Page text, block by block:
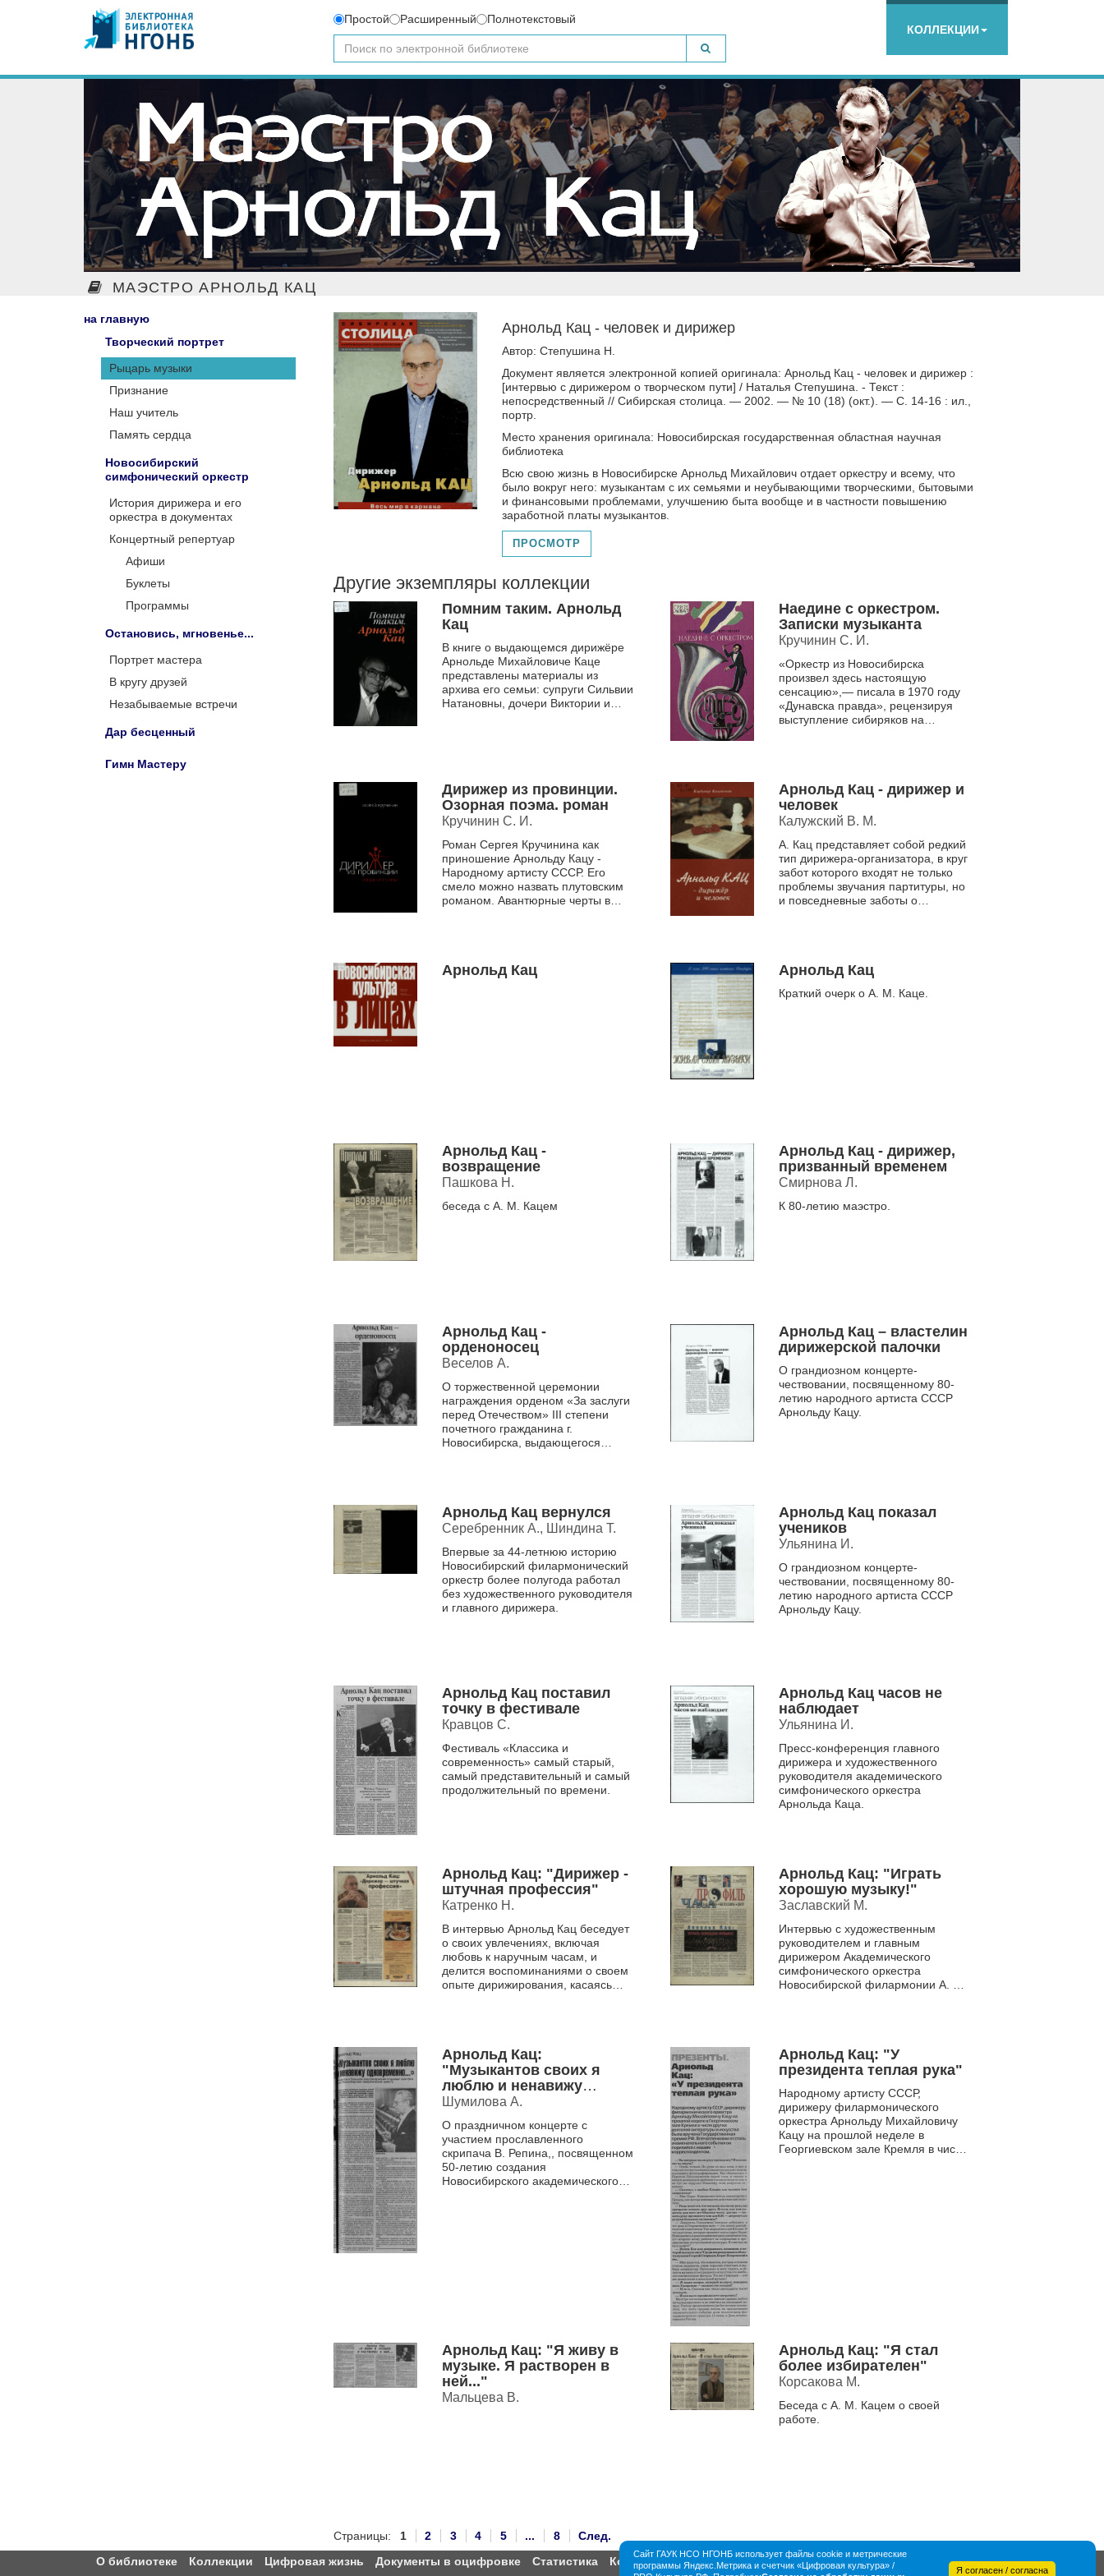
Простой Расширенный
Полнотекстовый
КОЛЛЕКЦИИ
МАЭСТРО АРНОЛЬД КАЦ
на главную
Творческий портрет
Рыцарь музыки
Признание
Наш учитель
Память сердца
Новосибирский
симфонический оркестр
История дирижера и его
оркестра в документах
Концертный репертуар
Афиши
Буклеты
Программы
Остановись, мгновенье...
Портрет мастера
В кругу друзей
Незабываемые встречи
Дар бесценный
Гимн Мастеру
Арнольд Кац - человек и дирижер
Автор: Степушина Н.
Документ является электронной копией оригинала: Арнольд Кац - человек и дирижер :
[интервью с дирижером о творческом пути] / Наталья Степушина. - Текст :
непосредственный // Сибирская столица. — 2002. — № 10 (18) (окт.). — С. 14-16 : ил.,
портр.
Место хранения оригинала: Новосибирская государственная областная научная
библиотека
Всю свою жизнь в Новосибирске Арнольд Михайлович отдает оркестру и всему, что
было вокруг него: музыкантам с их семьями и неубывающими творческими, бытовыми
и финансовыми проблемами, улучшению быта вообще и в частности повышению
заработной платы музыкантов.
ПРОСМОТР
Другие экземпляры коллекции
Помним таким. Арнольд
Кац
В книге о выдающемся дирижёре
Арнольде Михайловиче Каце
представлены материалы из
архива его семьи: супруги Сильвии
Натановны, дочери Виктории и
Наедине с оркестром.
Записки музыканта
Кручинин С. И.
«Оркестр из Новосибирска
произвел здесь настоящую
сенсацию»,— писала в 1970 году
«Дунавска правда», рецензируя
выступление сибиряков на
Дирижер из провинции.
Озорная поэма. роман
Кручинин С. И.
Роман Сергея Кручинина как
приношение Арнольду Кацу -
Народному артисту СССР. Его
смело можно назвать плутовским
романом. Авантюрные черты в
Арнольд Кац - дирижер и
человек
Калужский В. М.
А. Кац представляет собой редкий
тип дирижера-организатора, в круг
забот которого входят не только
проблемы звучания партитуры, но
и повседневные заботы о
Арнольд Кац Арнольд Кац
Краткий очерк о А. М. Каце.
Арнольд Кац -
возвращение
Пашкова Н.
беседа с А. М. Кацем
Арнольд Кац - дирижер,
призванный временем
Смирнова Л.
К 80-летию маэстро.
Арнольд Кац -
орденоносец
Веселов А.
О торжественной церемонии
награждения орденом «За заслуги
перед Отечеством» III степени
почетного гражданина г.
Новосибирска, выдающегося
Арнольд Кац – властелин
дирижерской палочки
О грандиозном концерте-
чествовании, посвященному 80-
летию народного артиста СССР
Арнольду Кацу.
Арнольд Кац вернулся
Серебренник А., Шиндина Т.
Впервые за 44-летнюю историю
Новосибирский филармонический
оркестр более полугода работал
без художественного руководителя
и главного дирижера.
Арнольд Кац показал
учеников
Ульянина И.
О грандиозном концерте-
чествовании, посвященному 80-
летию народного артиста СССР
Арнольду Кацу.
Арнольд Кац поставил
точку в фестивале
Кравцов С.
Фестиваль «Классика и
современность» самый старый,
самый представительный и самый
продолжительный по времени.
Арнольд Кац часов не
наблюдает
Ульянина И.
Пресс-конференция главного
дирижера и художественного
руководителя академического
симфонического оркестра
Арнольда Каца.
Арнольд Кац: "Дирижер -
штучная профессия"
Катренко Н.
В интервью Арнольд Кац беседует
о своих увлечениях, включая
любовь к наручным часам, и
делится воспоминаниями о своем
опыте дирижирования, касаясь
Арнольд Кац: "Играть
хорошую музыку!"
Заславский М.
Интервью с художественным
руководителем и главным
дирижером Академического
симфонического оркестра
Новосибирской филармонии А. М.
Арнольд Кац:
"Музыкантов своих я
люблю и ненавижу
одновременно"
Шумилова А.
О праздничном концерте с
участием прославленного
скрипача В. Репина,, посвященном
50-летию создания
Новосибирского академического
Арнольд Кац: "У
президента теплая рука"
Народному артисту СССР,
дирижеру филармонического
оркестра Арнольду Михайловичу
Кацу на прошлой неделе в
Георгиевском зале Кремля в числе
Арнольд Кац: "Я живу в
музыке. Я растворен в
ней..."
Мальцева В.
Арнольд Кац: "Я стал
более избирателен"
Корсакова М.
Беседа с А. М. Кацем о своей
работе.
Страницы: 1 2 3 4 5 ... 8
След.
О библиотеке
Коллекции Цифровая жизнь Документы в оцифровке Статистика Контакты Партнёры
Сайт ГАУК НСО НГОНБ использует файлы cookie и метрические
программы Яндекс.Метрика и счетчик «Цифровая культура» /
Я согласен / согласна